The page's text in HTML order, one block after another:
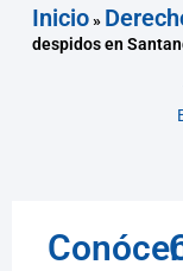
Inicio»
despidos en